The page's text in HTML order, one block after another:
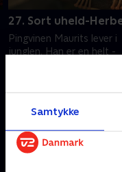
Samtykke
27. Sort uheld-
Pingvinen Maurits lever i
junglen. Han er en helt -
undsætning, hvis de er i
1. september 2023 • 11 min
Andre så også